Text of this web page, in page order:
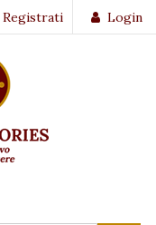
Login
Registrati